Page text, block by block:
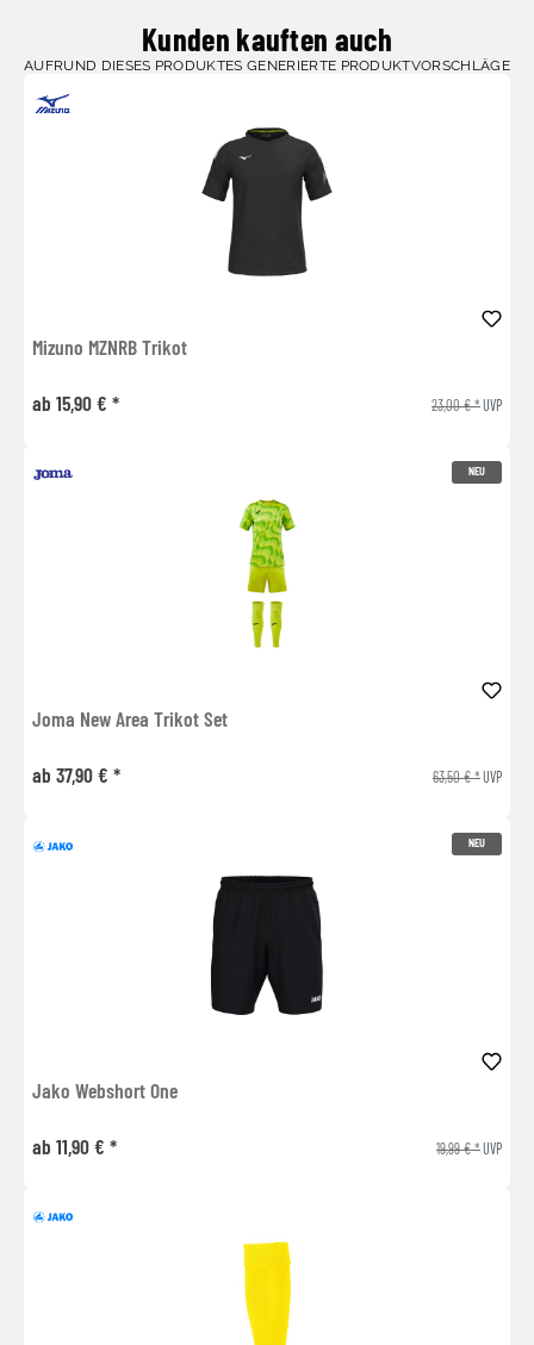
Kunden kauften auch
AUFRUND DIESES PRODUKTES GENERIERTE PRODUKTVORSCHLÄGE
Mizuno MZNRB Trikot
ab 15,90 € * 23,00 € *UVP
NEU
Joma New Area Trikot Set
ab 37,90 € * 63,50 € *UVP
NEU
Jako Webshort One
ab 11,90 € * 19,99 € *UVP